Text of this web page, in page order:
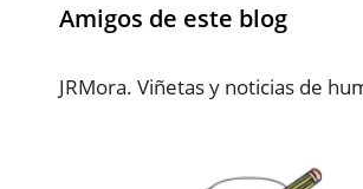
Amigos de este blog
JRMora. Viñetas y noticias de